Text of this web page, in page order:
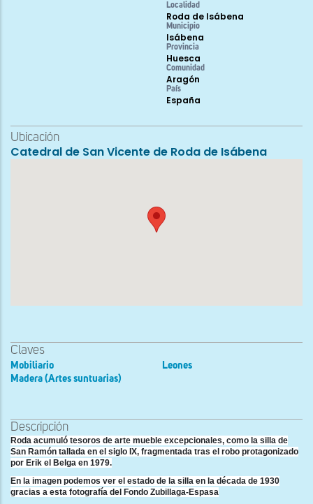
Localidad
Roda de Isábena
Municipio
Isábena
Provincia
Huesca
Comunidad
Aragón
País
España
Ubicación
Catedral de San Vicente de Roda de Isábena
Claves
Mobiliario
Madera (Artes suntuarias)
Leones
Descripción
Roda acumuló tesoros de arte mueble excepcionales, como la silla de
San Ramón tallada en el siglo IX, fragmentada tras el robo protagonizado
por Erik el Belga en 1979.
En la imagen podemos ver el estado de la silla en la década de 1930
gracias a esta fotografía del Fondo Zubillaga-Espasa